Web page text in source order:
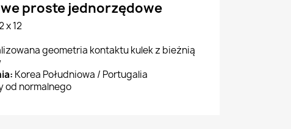
proste jednorzędowe
x 12
geometria kontaktu kulek z bieżnią
Korea Południowa / Portugalia
od normalnego